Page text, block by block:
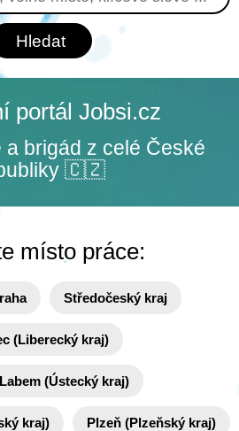
portál Jobsi.cz
a brigád z celé České
🇨🇿
místo práce:
Středočeský kraj
(Liberecký kraj)
(Ústecký kraj)
kraj) Plzeň (Plzeňský kraj)